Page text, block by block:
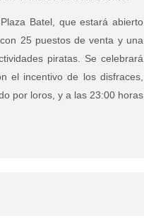
Batel, que estará abierto
25 puestos de venta y una
piratas. Se celebrará
el incentivo de los disfraces,
por loros, y a las 23:00 horas